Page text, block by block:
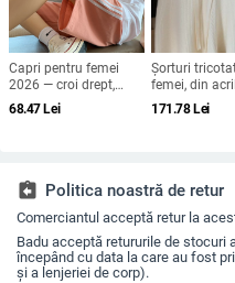
Capri pentru femei
2026 — croi drept,
slim, casual larg,
pantaloni sport de
68.47Lei
Șorturi
femei, din
lungime trei
talie reglabilă,
171.78Lei
assignment_return Politica noastră de retur
Comerciantul acceptă retur la
Badu acceptă retururile de stocuri
începând cu data la care au fost
și a lenjeriei de corp).